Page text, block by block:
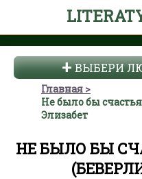
ВЫБЕРИ
Главная
Не было бы
Элизабет
НЕ БЫЛО БЫ